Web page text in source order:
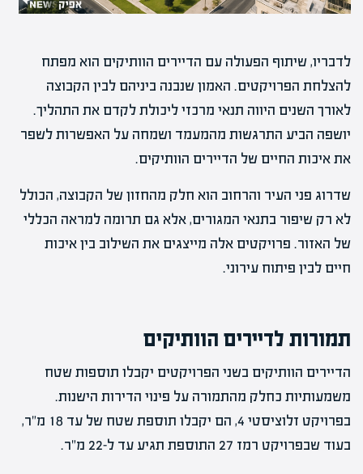
לדבריו, שיתוף הפעולה עם הדיירים הוותיקים הוא מפתח
להצלחת הפרויקטים. האמון שנבנה ביניהם לבין הקבוצה
לאורך השנים היווה תנאי מרכזי ליכולת לקדם את התהליך.
יושפה הביע התרגשות מהמעמד ושמחה על האפשרות לשפר
את איכות החיים של הדיירים הוותיקים.
שדרוג פני העיר והרחוב הוא חלק מהחזון של הקבוצה, הכולל
לא רק שיפור בתנאי המגורים, אלא גם תרומה למראה הכללי
של האזור. פרויקטים אלה מייצגים את השילוב בין איכות
חיים לבין פיתוח עירוני.
תמורות לדיירים הוותיקים
הדיירים הוותיקים בשני הפרויקטים יקבלו תוספות שטח
משמעותיות כחלק מהתמורה על פינוי הדירות הישנות.
בפרויקט זלוציסטי 4, הם יקבלו תוספת שטח של עד 18 מ"ר,
בעוד שבפרויקט רמז 27 התוספת תגיע עד ל-22 מ"ר.